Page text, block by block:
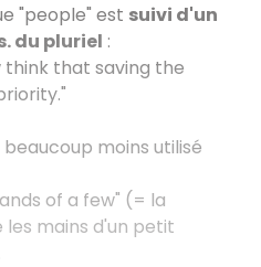
"people" est suivi d'un
du pluriel :
that saving the
moins utilisé
of a few" (= la
mains d'un petit